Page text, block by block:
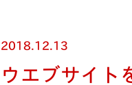
2018.12.13
ウエブサイト